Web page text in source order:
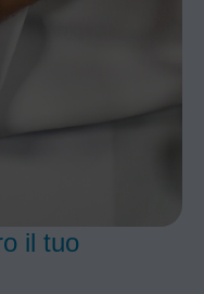
il tuo